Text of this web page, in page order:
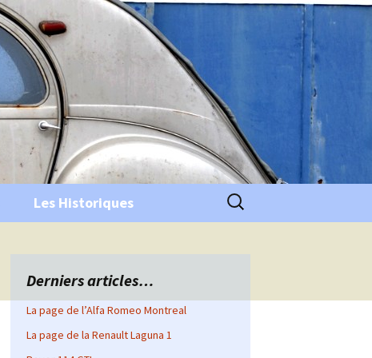
Les Historiques Rechercher :
Derniers articles…
La page de l’Alfa Romeo Montreal
La page de la Renault Laguna 1